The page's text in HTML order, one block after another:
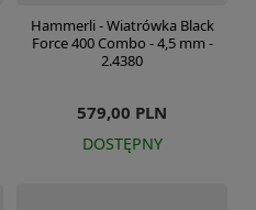
Hammerli - Wiatrówka Black
Force 400 Combo - 4,5 mm -
2.4380
579,00 PLN
DOSTĘPNY